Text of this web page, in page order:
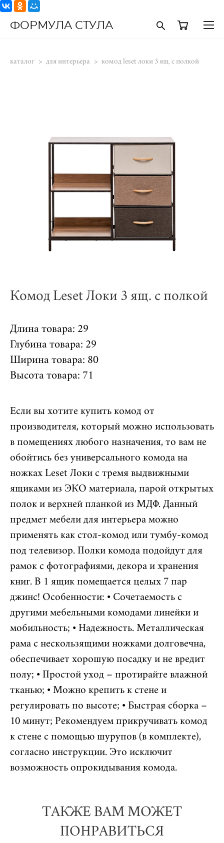
ФОРМУЛА СТУЛА
каталог > для интерьера > комод leset локи 3 ящ. с полкой
Комод Leset Локи 3 ящ. с полкой
Длина товара: 29
Глубина товара: 29
Ширина товара: 80
Высота товара: 71
Если вы хотите купить комод от
производителя, который можно использовать
в помещениях любого назначения, то вам не
обойтись без универсального комода на
ножках Leset Локи с тремя выдвижными
ящиками из ЭКО материала, парой открытых
полок и верхней планкой из МДФ. Данный
предмет мебели для интерьера можно
применять как стол-комод или тумбу-комод
под телевизор. Полки комода подойдут для
рамок с фотографиями, декора и хранения
книг. В 1 ящик помещается целых 7 пар
джинс! Особенности: • Сочетаемость с
другими мебельными комодами линейки и
мобильность; • Надежность. Металлическая
рама с нескользящими ножками долговечна,
обеспечивает хорошую посадку и не вредит
полу; • Простой уход – протирайте влажной
тканью; • Можно крепить к стене и
регулировать по высоте; • Быстрая сборка –
10 минут; Рекомендуем прикручивать комод
к стене с помощью шурупов (в комплекте),
согласно инструкции. Это исключит
возможность опрокидывания комода.
ТАКЖЕ ВАМ МОЖЕТ
ПОНРАВИТЬСЯ